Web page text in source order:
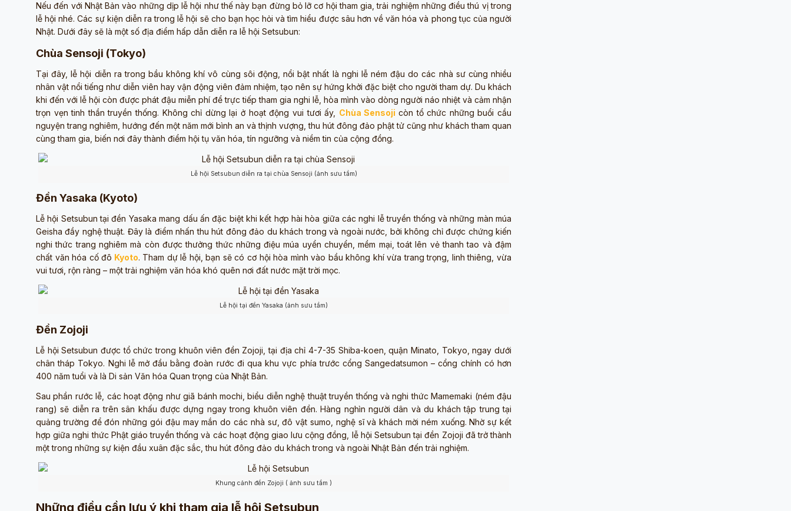
Nếu đến với Nhật Bản vào những dịp lễ hội như thế này bạn đừng bỏ lỡ cơ hội tham gia, trải nghiệm những điều thú vị trong
lễ hội nhé. Các sự kiện diễn ra trong lễ hội sẽ cho bạn học hỏi và tìm hiểu được sâu hơn về văn hóa và phong tục của người
Nhật. Dưới đây sẽ là một số địa điểm hấp dẫn diễn ra lễ hội Setsubun:
Chùa Sensoji (Tokyo)
Tại đây, lễ hội diễn ra trong bầu không khí vô cùng sôi động, nổi bật nhất là nghi lễ ném đậu do các nhà sư cùng nhiều
nhân vật nổi tiếng như diễn viên hay vận động viên đảm nhiệm, tạo nên sự hứng khởi đặc biệt cho người tham dự. Du khách
khi đến với lễ hội còn được phát đậu miễn phí để trực tiếp tham gia nghi lễ, hòa mình vào dòng người náo nhiệt và cảm nhận
trọn vẹn tinh thần truyền thống. Không chỉ dừng lại ở hoạt động vui tươi ấy, Chùa Sensoji còn tổ chức những buổi cầu
nguyện trang nghiêm, hướng đến một năm mới bình an và thịnh vượng, thu hút đông đảo phật tử cũng như khách tham quan
cùng tham gia, biến nơi đây thành điểm hội tụ văn hóa, tín ngưỡng và niềm tin của cộng đồng.
Lễ hội Setsubun diễn ra tại chùa Sensoji (ảnh sưu tầm)
Đền Yasaka (Kyoto)
Lễ hội Setsubun tại đền Yasaka mang dấu ấn đặc biệt khi kết hợp hài hòa giữa các nghi lễ truyền thống và những màn múa
Geisha đầy nghệ thuật. Đây là điểm nhấn thu hút đông đảo du khách trong và ngoài nước, bởi không chỉ được chứng kiến
nghi thức trang nghiêm mà còn được thưởng thức những điệu múa uyển chuyển, mềm mại, toát lên vẻ thanh tao và đậm
chất văn hóa cố đô Kyoto. Tham dự lễ hội, bạn sẽ có cơ hội hòa mình vào bầu không khí vừa trang trọng, linh thiêng, vừa
vui tươi, rộn ràng – một trải nghiệm văn hóa khó quên nơi đất nước mặt trời mọc.
Lễ hội tại đền Yasaka (ảnh sưu tầm)
Đền Zojoji
Lễ hội Setsubun được tổ chức trong khuôn viên đền Zojoji, tại địa chỉ 4-7-35 Shiba-koen, quận Minato, Tokyo, ngay dưới
chân tháp Tokyo. Nghi lễ mở đầu bằng đoàn rước đi qua khu vực phía trước cổng Sangedatsumon – cổng chính có hơn
400 năm tuổi và là Di sản Văn hóa Quan trọng của Nhật Bản.
Sau phần rước lễ, các hoạt động như giã bánh mochi, biểu diễn nghệ thuật truyền thống và nghi thức Mamemaki (ném đậu
rang) sẽ diễn ra trên sân khấu được dựng ngay trong khuôn viên đền. Hàng nghìn người dân và du khách tập trung tại
quảng trường để đón những gói đậu may mắn do các nhà sư, đô vật sumo, nghệ sĩ và khách mời ném xuống. Nhờ sự kết
hợp giữa nghi thức Phật giáo truyền thống và các hoạt động giao lưu cộng đồng, lễ hội Setsubun tại đền Zojoji đã trở thành
một trong những sự kiện đầu xuân đặc sắc, thu hút đông đảo du khách trong và ngoài Nhật Bản đến trải nghiệm.
Khung cảnh đền Zojoji ( ảnh sưu tầm )
Những điều cần lưu ý khi tham gia lễ hội Setsubun